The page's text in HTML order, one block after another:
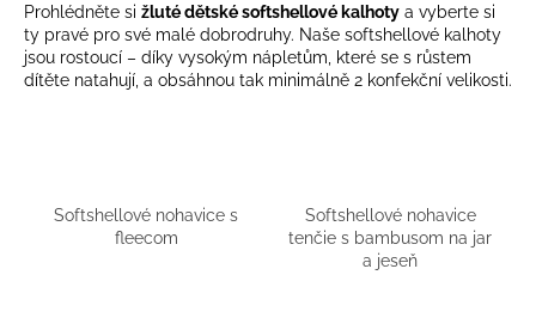
Prohlédněte si žluté dětské softshellové kalhoty a vyberte si
ty pravé pro své malé dobrodruhy. Naše softshellové kalhoty
jsou rostoucí – díky vysokým nápletům, které se s růstem
dítěte natahují, a obsáhnou tak minimálně 2 konfekční velikosti.
Softshellové nohavice s
fleecom
Softshellové nohavice
tenčie s bambusom na jar
a jeseň
r
e
b